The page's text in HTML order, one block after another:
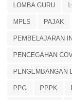
LOMBA GURU
MPLS PAJAK
PEMBELAJARAN
PENCEGAHAN
PENGEMBANGAN
PPG PPPK